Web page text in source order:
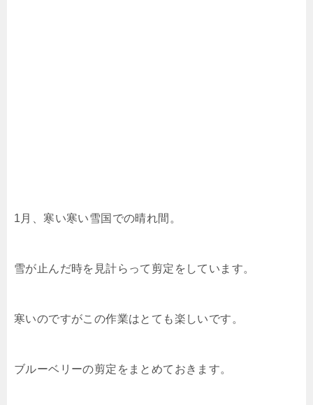
1月、寒い寒い雪国での晴れ間。
雪が止んだ時を見計らって剪定をしています。
寒いのですがこの作業はとても楽しいです。
ブルーベリーの剪定をまとめておきます。